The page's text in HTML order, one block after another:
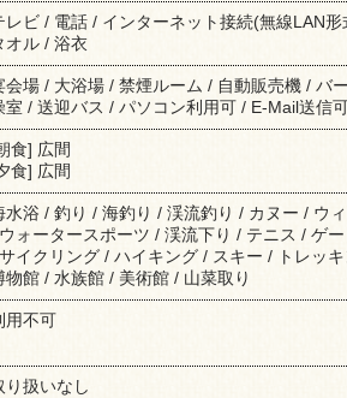
レビ / 電話 / インターネット接続(無線LAN
オル / 浴衣
会場 / 大浴場 / 禁煙ルーム / 自動販売機 / バ
室 / 送迎バス / パソコン利用可 / E-Mail送信
食] 広間
食] 広間
水浴 / 釣り / 海釣り / 渓流釣り / カヌー / ウ
ォータースポーツ / 渓流下り / テニス / ゲ
イクリング / ハイキング / スキー / トレッ
物館 / 水族館 / 美術館 / 山菜取り
用不可
り扱いなし